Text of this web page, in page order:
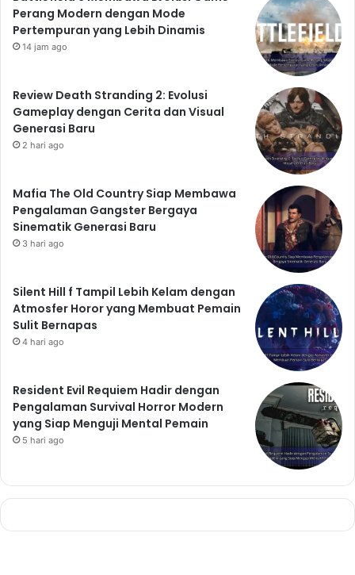
Perang Modern dengan Mode
Pertempuran yang Lebih Dinamis
14 jam ago
Review Death Stranding 2: Evolusi
Gameplay dengan Cerita dan Visual
Generasi Baru
2 hari ago
Mafia The Old Country Siap Membawa
Pengalaman Gangster Bergaya
Sinematik Generasi Baru
3 hari ago
Silent Hill f Tampil Lebih Kelam dengan
Atmosfer Horor yang Membuat Pemain
Sulit Bernapas
4 hari ago
Resident Evil Requiem Hadir dengan
Pengalaman Survival Horror Modern
yang Siap Menguji Mental Pemain
5 hari ago